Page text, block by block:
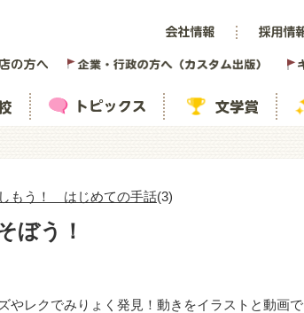
もう！ はじめての手話(3)
ぼう！
やレクでみりょく発見！動きをイラストと動画で